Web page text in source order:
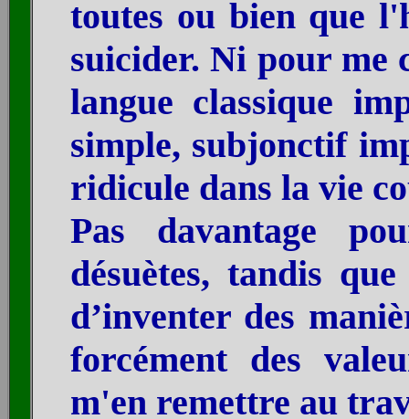
toutes ou bien que
suicider. Ni pour me
langue classique
simple, subjonctif
ridicule dans la vie
Pas davantage
désuètes, tandis
d’inventer des
forcément des
m'en remettre au